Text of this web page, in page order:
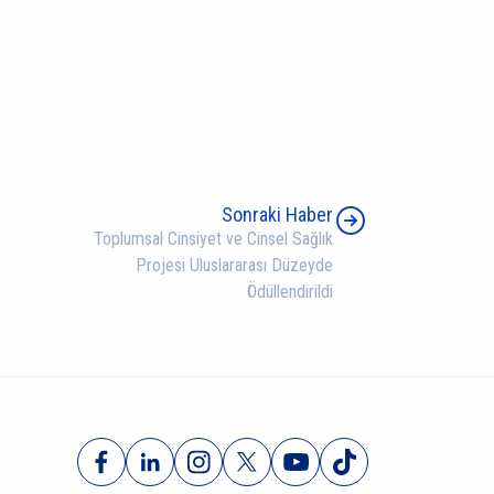
Sonraki Haber
Toplumsal Cinsiyet ve Cinsel Sağlık
Projesi Uluslararası Düzeyde
Ödüllendirildi